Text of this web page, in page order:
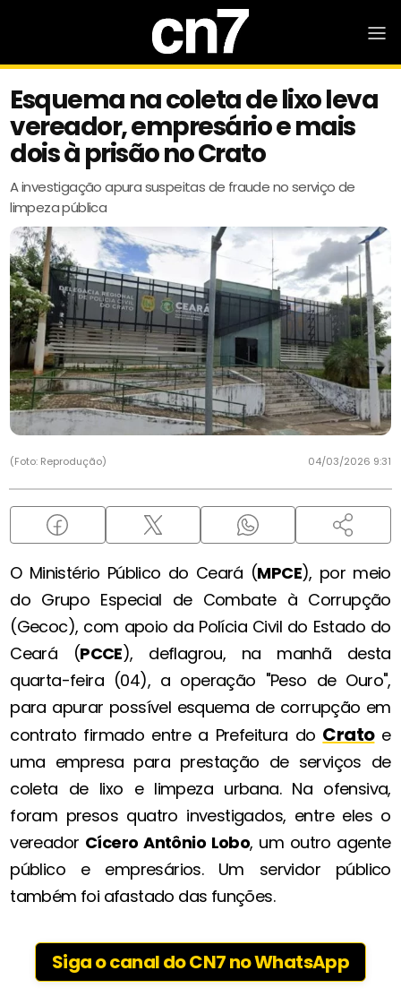
Esquema na coleta de lixo leva
vereador, empresário e mais
dois à prisão no Crato
A investigação apura suspeitas de fraude no serviço de
limpeza pública
(Foto: Reprodução) 04/03/2026 9:31
O Ministério Público do Ceará (MPCE), por meio
do Grupo Especial de Combate à Corrupção
(Gecoc), com apoio da Polícia Civil do Estado do
Ceará (PCCE), deflagrou, na manhã desta
quarta-feira (04), a operação "Peso de Ouro",
para apurar possível esquema de corrupção em
contrato firmado entre a Prefeitura do Cratoe
uma empresa para prestação de serviços de
coleta de lixo e limpeza urbana. Na ofensiva,
foram presos quatro investigados, entre eles o
vereador Cícero Antônio Lobo, um outro agente
público e empresários. Um servidor público
também foi afastado das funções.
Siga o canal do CN7 no WhatsApp